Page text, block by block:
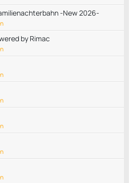
-New 2026-
by Rimac